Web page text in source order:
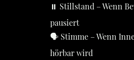
⏸️ Stillstand – Wenn
pausiert
🗣️ Stimme – Wenn
hörbar wird